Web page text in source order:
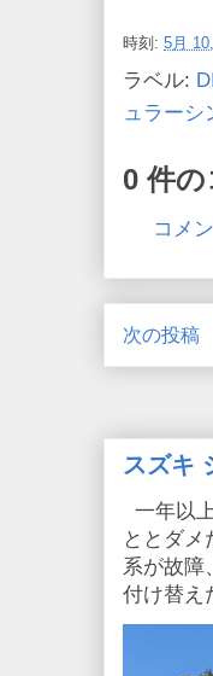
時刻: 5月
ラベル:
ュラーシ
0 件
コメ
次の投稿
スズキ
一年以
ととダ
系が故障
付け替え